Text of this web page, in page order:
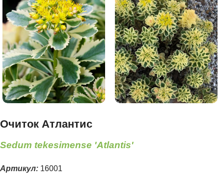
Очиток Атлантис
Sedum tekesimense 'Atlantis'
Артикул: 16001